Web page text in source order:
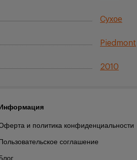
Cухое
Piedmont
2010
и политика конфиденциальности
соглашение